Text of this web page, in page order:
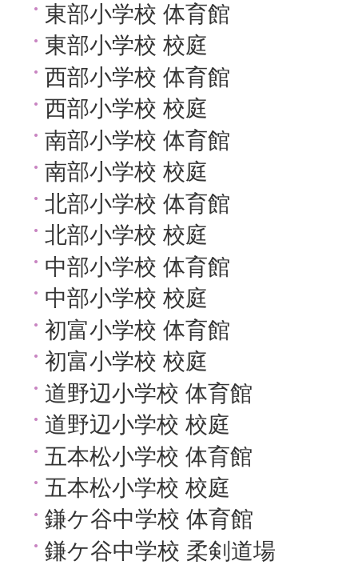
東部小学校 体育館
東部小学校 校庭
西部小学校 体育館
西部小学校 校庭
南部小学校 体育館
南部小学校 校庭
北部小学校 体育館
北部小学校 校庭
中部小学校 体育館
中部小学校 校庭
初富小学校 体育館
初富小学校 校庭
道野辺小学校 体育館
道野辺小学校 校庭
五本松小学校 体育館
五本松小学校 校庭
鎌ケ谷中学校 体育館
鎌ケ谷中学校 柔剣道場